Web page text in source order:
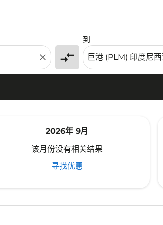
close compare_arrows
到
2026年 9月
该月份没有相关结果
寻找优惠